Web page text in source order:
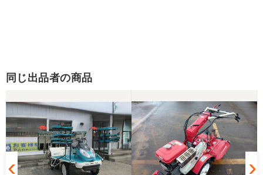
同じ出品者の商品